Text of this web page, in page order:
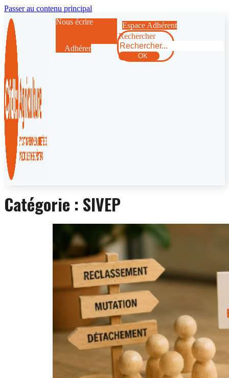
Passer au contenu principal
Nous écrire
Adhérer
Espace Adhérent
Rechercher
OK
Catégorie : SIVEP